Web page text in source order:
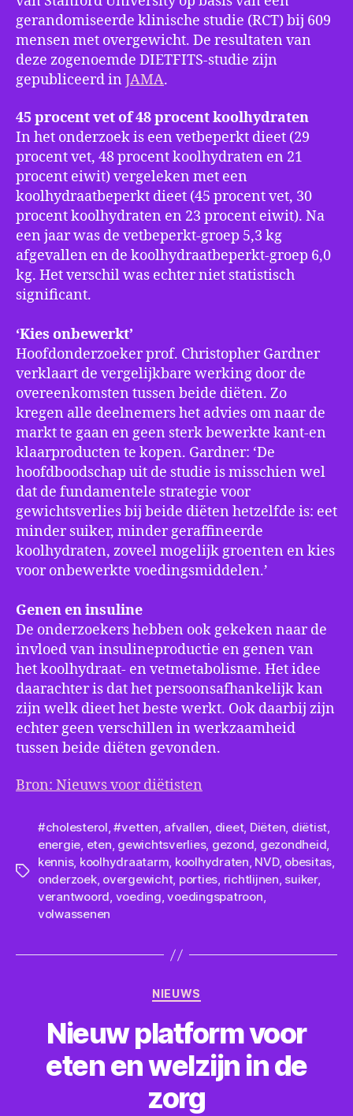
gerandomiseerde klinische studie (RCT) bij 609
mensen met overgewicht. De resultaten van
deze zogenoemde DIETFITS-studie zijn
gepubliceerd in JAMA.
45 procent vet of 48 procent koolhydraten
In het onderzoek is een vetbeperkt dieet (29
procent vet, 48 procent koolhydraten en 21
procent eiwit) vergeleken met een
koolhydraatbeperkt dieet (45 procent vet, 30
procent koolhydraten en 23 procent eiwit). Na
een jaar was de vetbeperkt-groep 5,3 kg
afgevallen en de koolhydraatbeperkt-groep 6,0
kg. Het verschil was echter niet statistisch
significant.
‘Kies onbewerkt’
Hoofdonderzoeker prof. Christopher Gardner
verklaart de vergelijkbare werking door de
overeenkomsten tussen beide diëten. Zo
kregen alle deelnemers het advies om naar de
markt te gaan en geen sterk bewerkte kant-en
klaarproducten te kopen. Gardner: ‘De
hoofdboodschap uit de studie is misschien wel
dat de fundamentele strategie voor
gewichtsverlies bij beide diëten hetzelfde is: eet
minder suiker, minder geraffineerde
koolhydraten, zoveel mogelijk groenten en kies
voor onbewerkte voedingsmiddelen.’
Genen en insuline
De onderzoekers hebben ook gekeken naar de
invloed van insulineproductie en genen van
het koolhydraat- en vetmetabolisme. Het idee
daarachter is dat het persoonsafhankelijk kan
zijn welk dieet het beste werkt. Ook daarbij zijn
echter geen verschillen in werkzaamheid
tussen beide diëten gevonden.
Bron: Nieuws voor diëtisten
Tags
#cholesterol,#vetten, afvallen, dieet, Diëten, diëtist,
energie, eten, gewichtsverlies, gezond, gezondheid,
kennis, koolhydraatarm, koolhydraten, NVD, obesitas,
onderzoek, overgewicht, porties, richtlijnen, suiker,
verantwoord, voeding,voedingspatroon,
volwassenen
Categorieën
NIEUWS
Nieuw platform voor
eten en welzijn in de
zorg